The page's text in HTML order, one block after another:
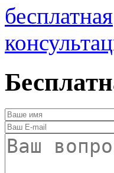
бесплатная